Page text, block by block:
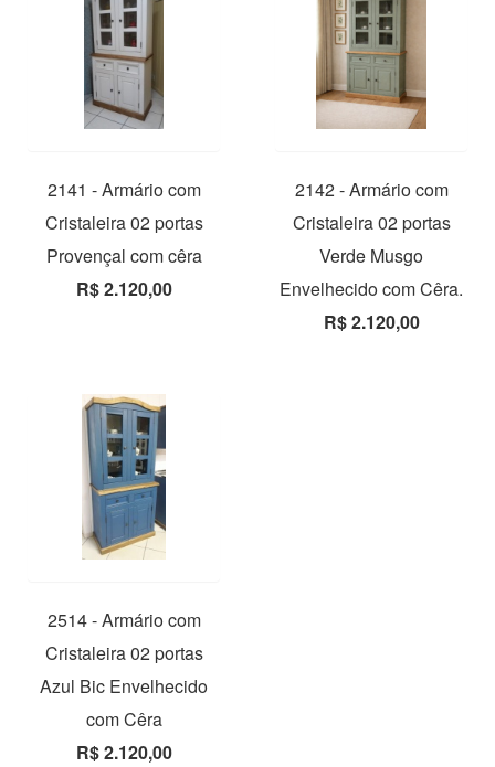
2141 - Armário com
Cristaleira 02 portas
Provençal com cêra
R$ 2.120,00
2142 - Armário com
Cristaleira 02 portas
Verde Musgo
Envelhecido com Cêra.
R$ 2.120,00
2514 - Armário com
Cristaleira 02 portas
Azul Bic Envelhecido
com Cêra
R$ 2.120,00